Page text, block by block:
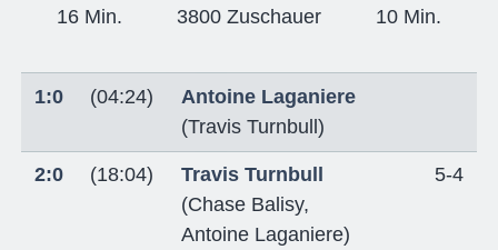
16 Min. 3800 Zuschauer 10 Min.
1:0 (04:24)
Antoine Laganiere
(Travis Turnbull)
2:0 (18:04)
Travis Turnbull
(Chase Balisy,
Antoine Laganiere)
5-4